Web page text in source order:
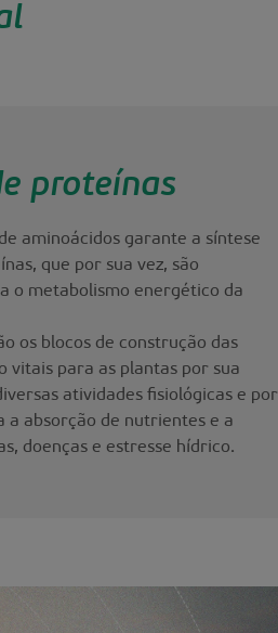
proteínas
aminoácidos garante a síntese
que por sua vez, são
o metabolismo energético da
os blocos de construção das
vitais para as plantas por sua
atividades fisiológicas e por
a absorção de nutrientes e a
doenças e estresse hídrico.